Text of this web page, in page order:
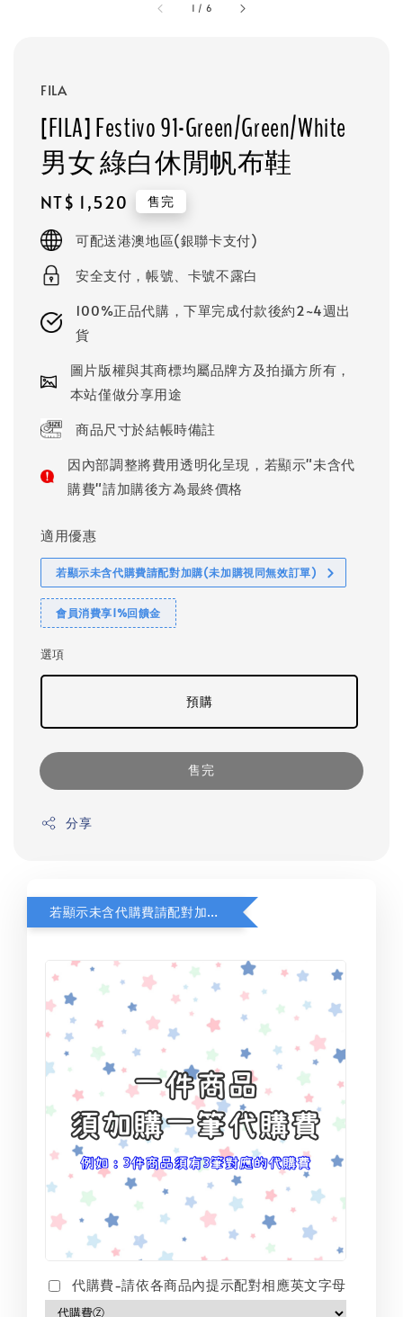
1 / 6
FILA
[FILA] Festivo 91-Green/Green/White
男女 綠白休閒帆布鞋
Regular
price
NT$ 1,520 售完
可配送港澳地區(銀聯卡支付)
安全支付，帳號、卡號不露白
100%正品代購，下單完成付款後約2~4週出
貨
圖片版權與其商標均屬品牌方及拍攝方所有，
本站僅做分享用途
商品尺寸於結帳時備註
因內部調整將費用透明化呈現，若顯示"未含代
購費"請加購後方為最終價格
適用優惠
若顯示未含代購費請配對加購(未加購視同無效訂單)
會員消費享1%回饋金
選項
預購
售完
分享
若顯示未含代購費請配對加購(未加購視同無效訂單)
代購費-請依各商品內提示配對相應英文字母